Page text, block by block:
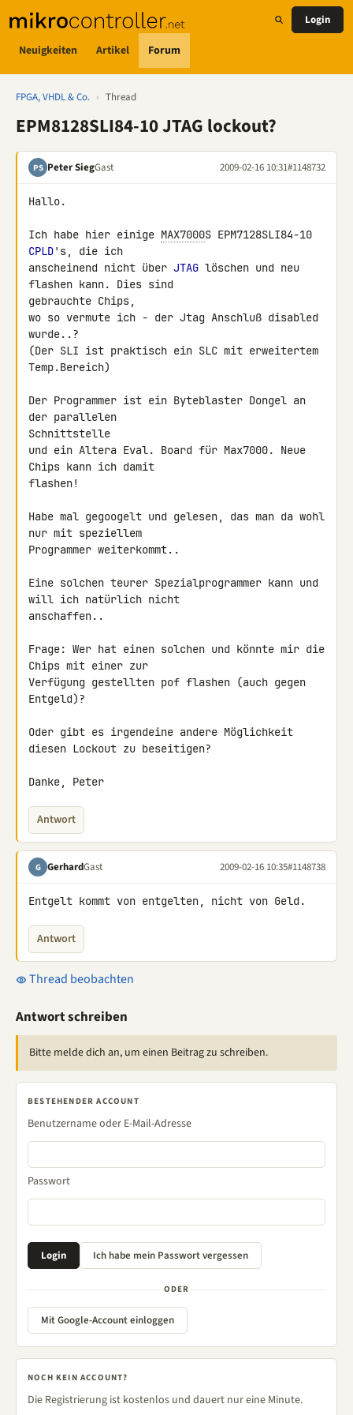
Neuigkeiten Artikel Forum
Login
FPGA, VHDL & Co. › Thread
EPM8128SLI84-10 JTAG lockout?
PS Peter SiegGast 2009-02-16 10:31#1148732
Hallo.
Ich habe hier einige MAX7000
CPLD's, die ich
anscheinend nicht über JTAG löschen und neu
flashen kann. Dies sind
gebrauchte Chips,
wo so vermute ich - der Jtag Anschluß disabled
wurde..?
(Der SLI ist praktisch ein SLC mit erweitertem
Temp.Bereich)
Der Programmer ist ein Byteblaster Dongel an
der parallelen
Schnittstelle
und ein Altera Eval. Board für Max7000. Neue
Chips kann ich damit
flashen!
Habe mal gegoogelt und gelesen, das man da wohl
nur mit speziellem
Programmer weiterkommt..
Eine solchen teurer Spezialprogrammer kann und
will ich natürlich nicht
anschaffen..
Frage: Wer hat einen solchen und könnte mir die
Chips mit einer zur
Verfügung gestellten pof flashen (auch gegen
Entgeld)?
Oder gibt es irgendeine andere Möglichkeit
diesen Lockout zu beseitigen?
Danke, Peter
Antwort
G GerhardGast 2009-02-16 10:35#1148738
Entgelt kommt von entgelten, nicht von Geld.
Antwort
Thread beobachten
Antwort schreiben
Bitte melde dich an, um einen Beitrag zu schreiben.
BESTEHENDER ACCOUNT
Benutzername oder E-Mail-Adresse
Passwort
ODER
Mit Google-Account einloggen
NOCH KEIN ACCOUNT?
Die Registrierung ist kostenlos und dauert nur eine Minute.